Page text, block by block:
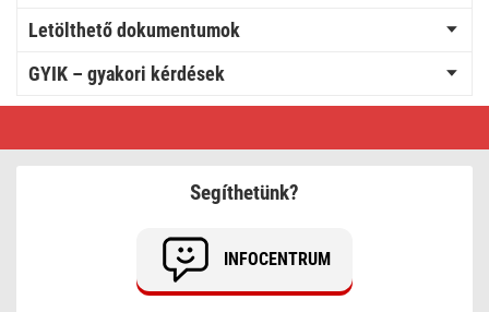
Letölthető dokumentumok
GYIK – gyakori kérdések
sorolható
Segíthetünk?
INFOCENTRUM